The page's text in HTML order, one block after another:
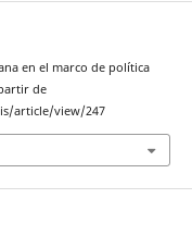
en el marco de política
de
article/view/247